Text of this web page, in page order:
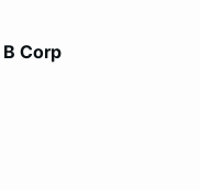
Corp